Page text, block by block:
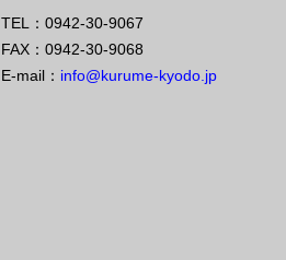
TEL：0942-30-9067
FAX：0942-30-9068
E-mail： info@kurume-kyodo.jp